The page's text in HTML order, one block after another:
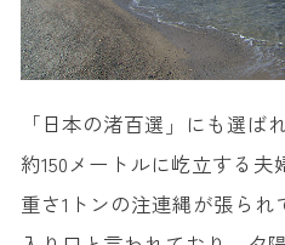
「日本の渚百選」にも選ば
約150メートルに屹立する夫
重さ1トンの注連縄が張ら